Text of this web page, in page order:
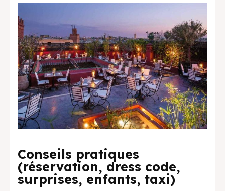
Conseils pratiques
(réservation, dress code,
surprises, enfants, taxi)